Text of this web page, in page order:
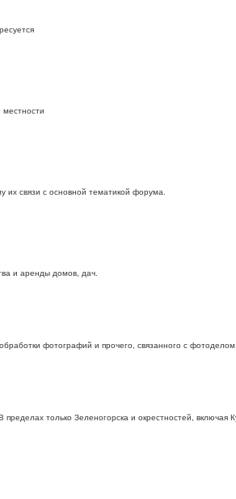
их связи с основной тематикой форума.
и аренды домов, дач.
фотографий и прочего, связанного с
только Зеленогорска и окрестностей,